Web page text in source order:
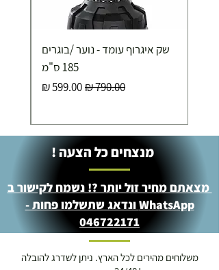
איסוף עצמי ללא עלות מסניף טבריה . רחוב העצמאות 5
מוצרי כושר ( בלבד) ניתן לאסוף ממחסני החברה בת"א
שק איגרוף עומד - נוער /בוגרים
185 ס"מ
מחיר רגילמחיר מבצע
מנצחים כל הצעה !
מצאתם מחיר זול יותר ?! נשמח לקישור ב
WhatsApp ונדאג שתשלמו פחות -
046722171
משלוחים מהירים לכל הארץ. ניתן לשדרג להובלה